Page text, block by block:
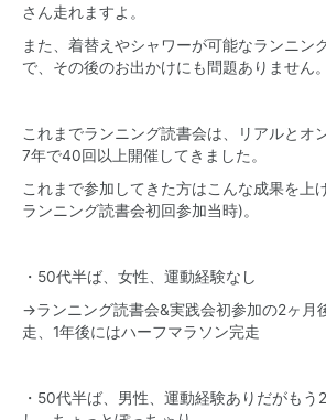
さん走れますよ。
また、着替えやシャワーが可能なランニン
で、その後のお出かけにも問題ありません。
これまでランニング読書会は、リアルとオ
7年で40回以上開催してきました。
これまで参加してきた方はこんな成果を上
ランニング読書会初回参加当時)。
・50代半ば、女性、運動経験なし
→ランニング読書会&実践会初参加の2ヶ月
走、1年後にはハーフマラソン完走
・50代半ば、男性、運動経験ありだがも